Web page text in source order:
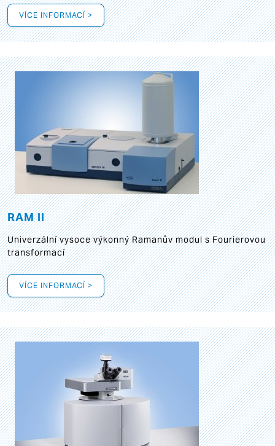
VÍCE INFORMACÍ >
RAM II
Univerzální vysoce výkonný Ramanův modul s Fourierovou
transformací
VÍCE INFORMACÍ >